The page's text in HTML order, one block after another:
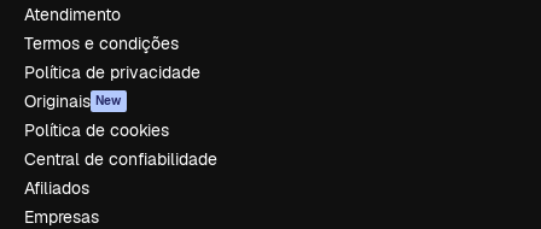
Atendimento
Termos e condições
Política de privacidade
Originais New
Política de cookies
Central de confiabilidade
Afiliados
Empresas